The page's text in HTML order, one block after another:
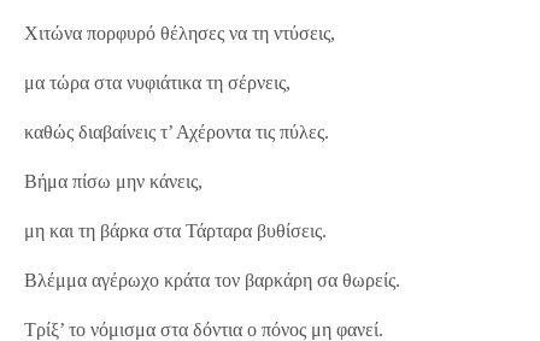
Χιτώνα πορφυρό θέλησες να τη ντύσεις,
μα τώρα στα νυφιάτικα τη σέρνεις,
καθώς διαβαίνεις τ’ Αχέρoντα τις πύλες.
Βήμα πίσω μην κάνεις,
μη και τη βάρκα στα Τάρταρα βυθίσεις.
Βλέμμα αγέρωχο κράτα τον βαρκάρη σα θωρείς.
Τρίξ’ το νόμισμα στα δόντια ο πόνος μη φανεί.